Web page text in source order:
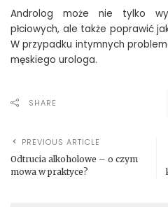
Androlog może nie tylko
płciowych, ale także poprawić
W przypadku intymnych
męskiego urologa.
SHARE
PREVIOUS ARTICLE
Odtrucia alkoholowe – o czym
mowa w praktyce?